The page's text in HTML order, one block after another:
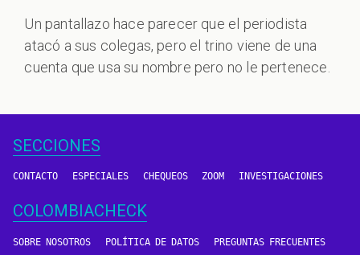
Un pantallazo hace parecer que el periodista
atacó a sus colegas, pero el trino viene de una
cuenta que usa su nombre pero no le pertenece.
SECCIONES
CONTACTO ESPECIALES CHEQUEOS ZOOM INVESTIGACIONES
COLOMBIACHECK
SOBRE NOSOTROS POLÍTICA DE DATOS PREGUNTAS FRECUENTES